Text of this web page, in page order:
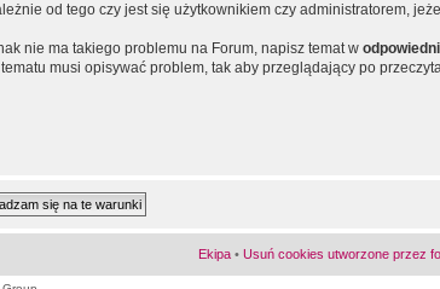
od tego czy jest się użytkownikiem czy administratorem,
nie ma takiego problemu na Forum, napisz temat w
musi opisywać problem, tak aby przeglądający po
Ekipa • Usuń cookies utworzone przez